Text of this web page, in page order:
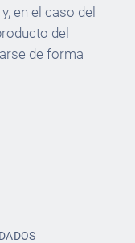
en el caso del
del
de forma